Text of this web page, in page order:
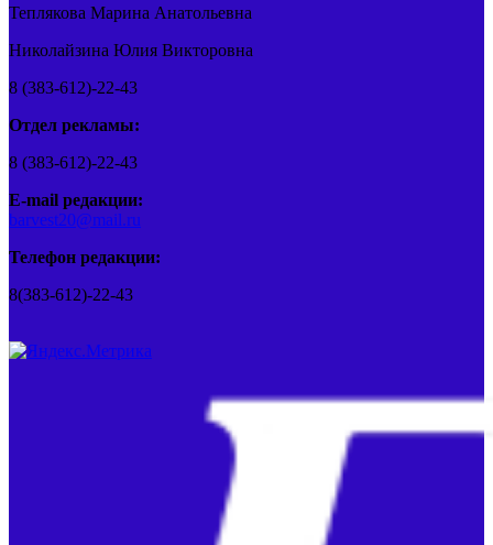
Теплякова Марина Анатольевна
Николайзина Юлия Викторовна
8 (383-612)-22-43
Отдел рекламы:
8 (383-612)-22-43
E-mail редакции:
barvest20@mail.ru
Телефон редакции:
8(383-612)-22-43